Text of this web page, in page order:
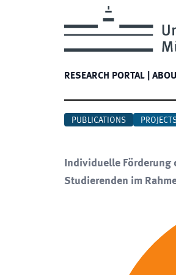
RESEARCH PORTAL
PUBLICATIONS
Individuelle
Studierenden im